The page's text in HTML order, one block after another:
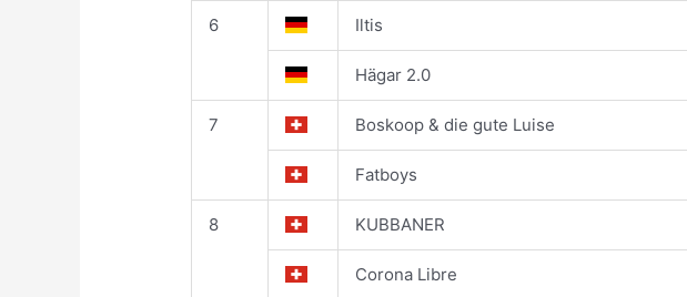
6 Iltis
Hägar 2.0
7 Boskoop & die gute Luise
Fatboys
8 KUBBANER
Corona Libre